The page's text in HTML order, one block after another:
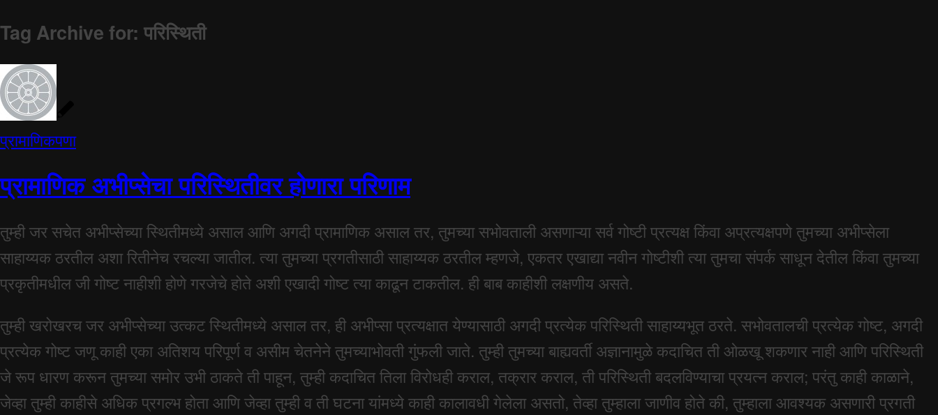
Tag Archive for: परिस्थिती
प्रामाणिकपणा
प्रामाणिक अभीप्सेचा परिस्थितीवर होणारा परिणाम
तुम्ही जर सचेत अभीप्सेच्या स्थितीमध्ये असाल आणि अगदी प्रामाणिक असाल तर, तुमच्या सभोवताली असणाऱ्या सर्व गोष्टी प्रत्यक्ष किंवा अप्रत्यक्षपणे तुमच्या अभीप्सेला
साहाय्यक ठरतील अशा रितीनेच रचल्या जातील. त्या तुमच्या प्रगतीसाठी साहाय्यक ठरतील म्हणजे, एकतर एखाद्या नवीन गोष्टीशी त्या तुमचा संपर्क साधून देतील किंवा तुमच्या
प्रकृतीमधील जी गोष्ट नाहीशी होणे गरजेचे होते अशी एखादी गोष्ट त्या काढून टाकतील. ही बाब काहीशी लक्षणीय असते.
तुम्ही खरोखरच जर अभीप्सेच्या उत्कट स्थितीमध्ये असाल तर, ही अभीप्सा प्रत्यक्षात येण्यासाठी अगदी प्रत्येक परिस्थिती साहाय्यभूत ठरते. सभोवतालची प्रत्येक गोष्ट, अगदी
प्रत्येक गोष्ट जणू काही एका अतिशय परिपूर्ण व असीम चेतनेने तुमच्याभोवती गुंफली जाते. तुम्ही तुमच्या बाह्यवर्ती अज्ञानामुळे कदाचित ती ओळखू शकणार नाही आणि परिस्थिती
जे रूप धारण करून तुमच्या समोर उभी ठाकते ती पाहून, तुम्ही कदाचित तिला विरोधही कराल, तक्रार कराल, ती परिस्थिती बदलविण्याचा प्रयत्न कराल; परंतु काही काळाने,
जेव्हा तुम्ही काहीसे अधिक प्रगल्भ होता आणि जेव्हा तुम्ही व ती घटना यांमध्ये काही कालावधी गेलेला असतो, तेव्हा तुम्हाला जाणीव होते की, तुम्हाला आवश्यक असणारी प्रगती